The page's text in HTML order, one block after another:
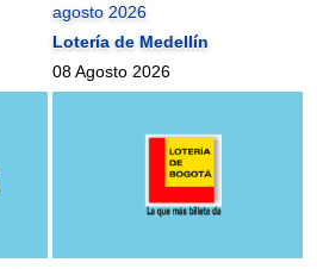
agosto 2026
Lotería de Medellín
08 Agosto 2026